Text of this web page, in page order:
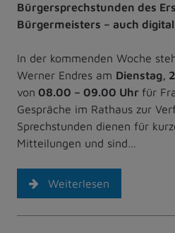
Bürgersprechstunden des
Bürgermeisters – auch
In der kommenden Woche
Werner Endres am Dienstag,
von 08.00 – 09.00 Uhr für
Gespräche im Rathaus zur
Sprechstunden dienen für
Mitteilungen und sind…
Weiterlesen